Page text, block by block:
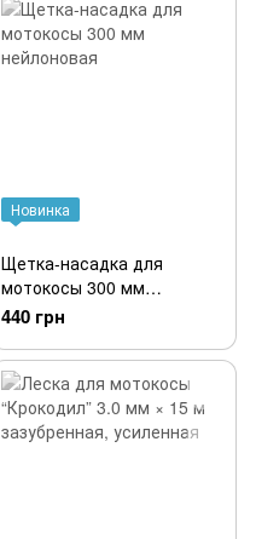
Новинка
Щетка-насадка для
мотокосы 300 мм
нейлоновая
440 грн